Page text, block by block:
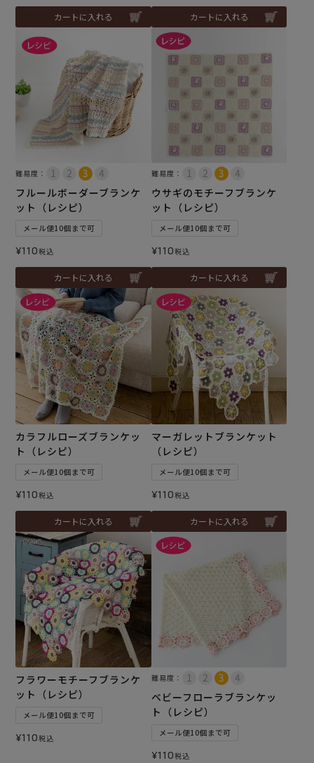
カートに入れる カートに入れる
難易度：
フルールボーダーブランケ
ット（レシピ）
メール便10個まで可
¥110税込
カートに入れる
難易度：
ウサギのモチーフブランケ
ット（レシピ）
メール便10個まで可
¥110税込
カートに入れる
カラフルローズブランケッ
ト（レシピ）
メール便10個まで可
¥110税込
カートに入れる
マーガレットブランケット
（レシピ）
メール便10個まで可
¥110税込
カートに入れる
フラワーモチーフブランケ
ット（レシピ）
メール便10個まで可
¥110税込
難易度：
ベビーフローラブランケッ
ト（レシピ）
メール便10個まで可
¥110税込